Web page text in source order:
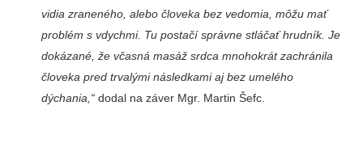
vidia zraneného, alebo človeka bez vedomia, môžu mať
problém s vdychmi. Tu postačí správne stláčať hrudník. Je
dokázané, že včasná masáž srdca mnohokrát zachránila
človeka pred trvalými následkami aj bez umelého
dýchania,“ dodal na záver Mgr. Martin Šefc.